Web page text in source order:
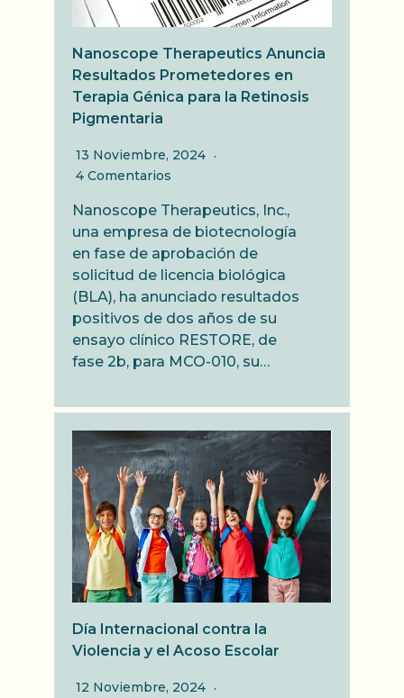
Nanoscope Therapeutics Anuncia
Resultados Prometedores en
Terapia Génica para la Retinosis
Pigmentaria
13 Noviembre, 2024
4 Comentarios
Nanoscope Therapeutics, Inc.,
una empresa de biotecnología
en fase de aprobación de
solicitud de licencia biológica
(BLA), ha anunciado resultados
positivos de dos años de su
ensayo clínico RESTORE, de
fase 2b, para MCO-010, su…
Día Internacional contra la
Violencia y el Acoso Escolar
12 Noviembre, 2024